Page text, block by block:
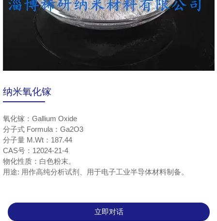
纳米氧化镓
氧化镓：Gallium Oxide
分子式 Formula：Ga2O3
分子量 M.Wt：187.44
CAS号：12024-21-4
物化性质：白色粉末。
用途: 用作高纯分析试剂、用于电子工业半导体材料制备。
立即对话